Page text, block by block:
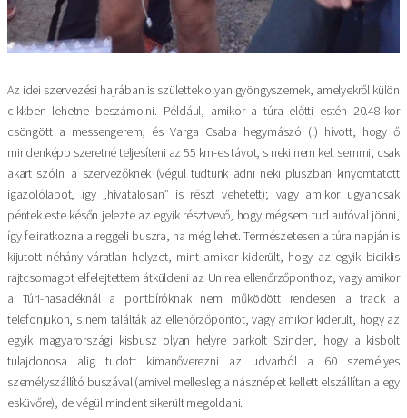
Az idei szervezési hajrában is születtek olyan gyöngyszemek, amelyekről külön
cikkben lehetne beszámolni. Például, amikor a túra előtti estén 20.48-kor
csöngött a messengerem, és Varga Csaba hegymászó (!) hívott, hogy ő
mindenképp szeretné teljesíteni az 55 km-es távot, s neki nem kell semmi, csak
akart szólni a szervezőknek (végül tudtunk adni neki pluszban kinyomtatott
igazolólapot, így „hivatalosan” is részt vehetett); vagy amikor ugyancsak
péntek este későn jelezte az egyik résztvevő, hogy mégsem tud autóval jönni,
így feliratkozna a reggeli buszra, ha még lehet. Természetesen a túra napján is
kijutott néhány váratlan helyzet, mint amikor kiderült, hogy az egyik biciklis
rajtcsomagot elfelejtettem átküldeni az Unirea ellenőrzőponthoz, vagy amikor
a Túri-hasadéknál a pontbíróknak nem működött rendesen a track a
telefonjukon, s nem találták az ellenőrzőpontot, vagy amikor kiderült, hogy az
egyik magyarországi kisbusz olyan helyre parkolt Szinden, hogy a kisbolt
tulajdonosa alig tudott kimanőverezni az udvarból a 60 személyes
személyszállító buszával (amivel mellesleg a násznépet kellett elszállítania egy
esküvőre), de végül mindent sikerült megoldani.